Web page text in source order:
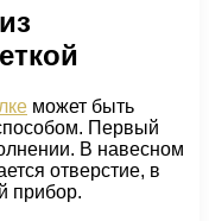
может быть
Первый
В навесном
отверстие, в
прибор.